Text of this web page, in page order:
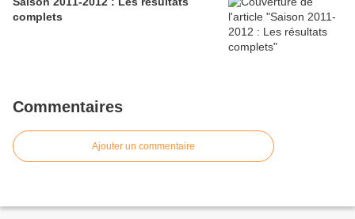
complets
Commentaires
Ajouter un commentaire